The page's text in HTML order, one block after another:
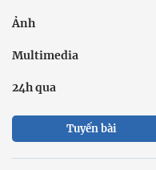
Ảnh
Multimedia
24h qua
Tuyến bài